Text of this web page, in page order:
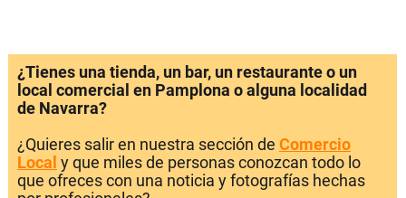
¿Tienes una tienda, un bar, un restaurante o un
local comercial en Pamplona o alguna localidad
de Navarra?
¿Quieres salir en nuestra sección de Comercio
Local y que miles de personas conozcan todo lo
que ofreces con una noticia y fotografías hechas